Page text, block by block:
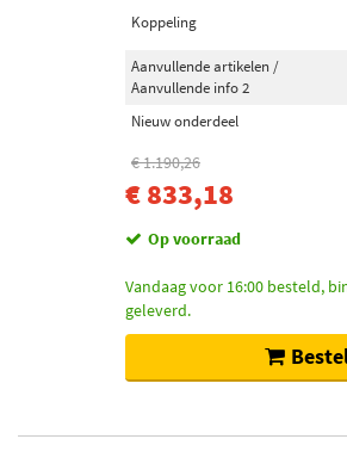
Koppeling
Aanvullende artikelen /
Aanvullende info 2
Nieuw onderdeel
€ 1.190,26
€ 833,18
Op voorraad
Vandaag voor 16:00 besteld,
geleverd.